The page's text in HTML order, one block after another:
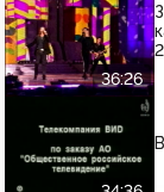
36:26